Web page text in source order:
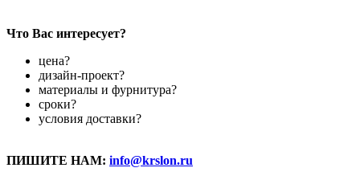
Что Вас интересует?
цена?
дизайн-проект?
материалы и фурнитура?
сроки?
условия доставки?
ПИШИТЕ НАМ: info@krslon.ru